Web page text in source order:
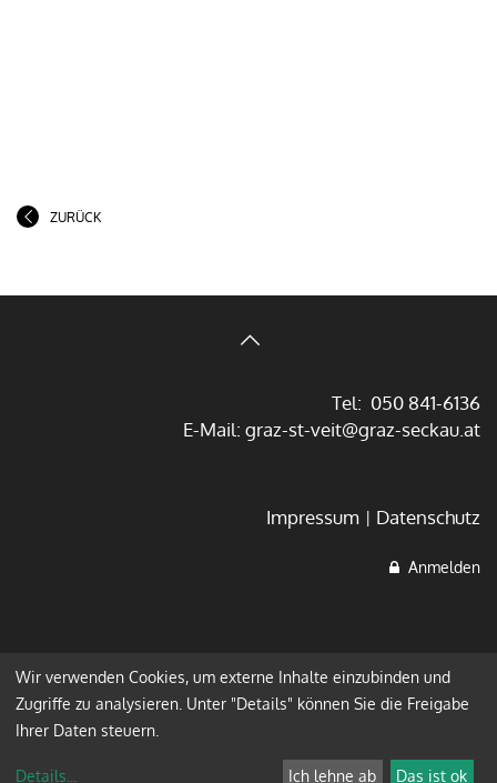
ZURÜCK
Tel: 050 841-6136
E-Mail: graz-st-veit@graz-seckau.at
Impressum Datenschutz
Anmelden
Wir verwenden Cookies, um externe Inhalte einzubinden und
Zugriffe zu analysieren. Unter "Details" können Sie die Freigabe
Ihrer Daten steuern.
Details... Ich lehne ab Das ist ok